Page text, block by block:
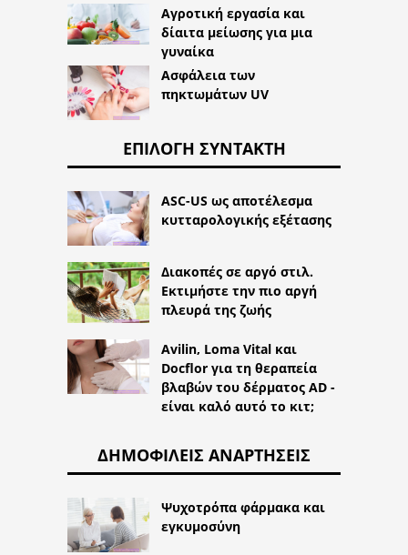
Αγροτική εργασία και
δίαιτα μείωσης για μια
γυναίκα
Ασφάλεια των
πηκτωμάτων UV
ΕΠΙΛΟΓΉ ΣΥΝΤΆΚΤΗ
ASC-US ως αποτέλεσμα
κυτταρολογικής εξέτασης
Διακοπές σε αργό στιλ.
Εκτιμήστε την πιο αργή
πλευρά της ζωής
Avilin, Loma Vital και
Docflor για τη θεραπεία
βλαβών του δέρματος AD -
είναι καλό αυτό το κιτ;
ΔΗΜΟΦΙΛΕΊΣ ΑΝΑΡΤΉΣΕΙΣ
Ψυχοτρόπα φάρμακα και
εγκυμοσύνη